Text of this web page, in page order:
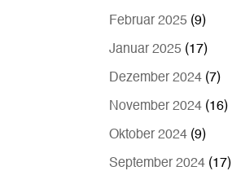
Februar 2025 (9)
Januar 2025 (17)
Dezember 2024 (7)
November 2024 (16)
Oktober 2024 (9)
September 2024 (17)